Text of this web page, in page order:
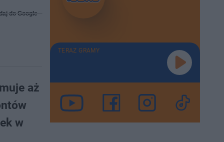
do Google
aż
w
TERAZ GRAMY